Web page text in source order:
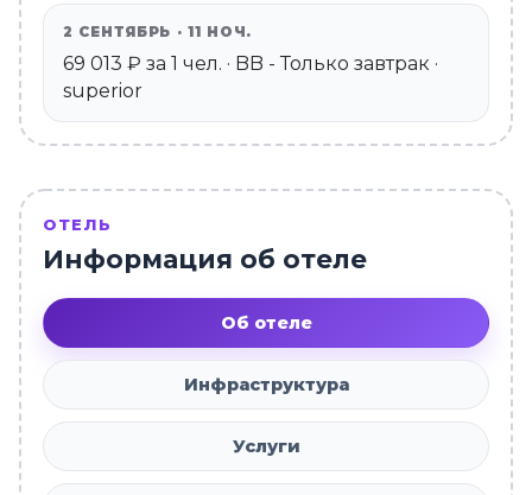
2 СЕНТЯБРЬ · 11 НОЧ.
69 013 ₽ за 1 чел. · BB - Только завтрак ·
superior
ОТЕЛЬ
Информация об отеле
Об отеле
Инфраструктура
Услуги